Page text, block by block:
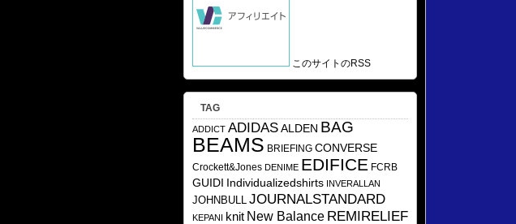
このサイトのRSS
TAG
ADDICT ADIDASALDEN BAG
BEAMS BRIEFING CONVERSE
Crockett&Jones DENIME EDIFICE FCRB
GUIDI Individualizedshirts INVERALLAN
JOHNBULL JOURNALSTANDARD
KEPANI knit New Balance REMIRELIEF